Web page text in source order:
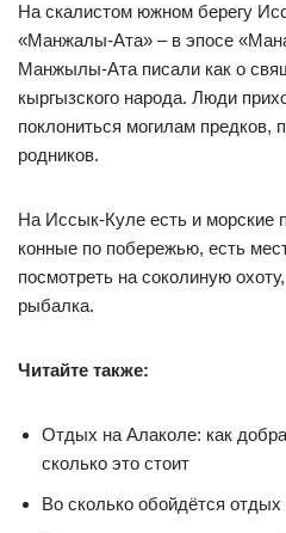
На скалистом южном берегу
«Манжалы-Ата» – в эпосе
Манжылы-Ата писали как о
кыргызского народа. Люди
поклониться могилам предков,
родников.
На Иссык-Куле есть и морские
конные по побережью, есть
посмотреть на соколиную
рыбалка.
Читайте также:
Отдых на Алаколе: как
сколько это стоит
Во сколько обойдётся